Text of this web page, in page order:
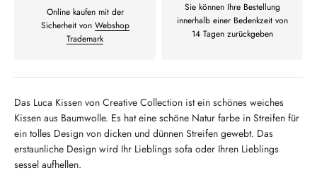
Online kaufen mit der
Sicherheit von Webshop
Trademark
Sie können Ihre Bestellung
innerhalb einer Bedenkzeit von
14 Tagen zurückgeben
Das Luca Kissen von Creative Collection ist ein schönes weiches
Kissen aus Baumwolle. Es hat eine schöne Natur farbe in Streifen für
ein tolles Design von dicken und dünnen Streifen gewebt. Das
erstaunliche Design wird Ihr Lieblings sofa oder Ihren Lieblings
sessel aufhellen.